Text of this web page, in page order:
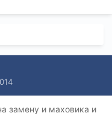
замену и маховика и